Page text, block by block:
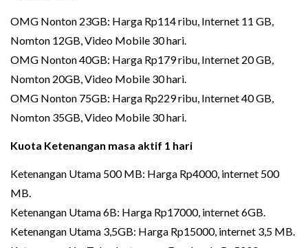
OMG Nonton 23GB: Harga Rp114 ribu, Internet 11 GB,
Nomton 12GB, Video Mobile 30 hari.
OMG Nonton 40GB: Harga Rp179 ribu, Internet 20 GB,
Nomton 20GB, Video Mobile 30 hari.
OMG Nonton 75GB: Harga Rp229 ribu, Internet 40 GB,
Nomton 35GB, Video Mobile 30 hari.
Kuota Ketenangan masa aktif 1 hari
Ketenangan Utama 500 MB: Harga Rp4000, internet 500
MB.
Ketenangan Utama 6B: Harga Rp17000, internet 6GB.
Ketenangan Utama 3,5GB: Harga Rp15000, internet 3,5 MB.